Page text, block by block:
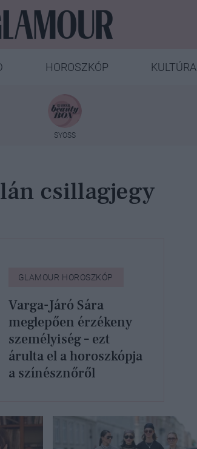
HOROSZKÓP KULTÚRA
SYOSS
csillagjegy
GLAMOUR HOROSZKÓP
Varga-Járó Sára
meglepően érzékeny
személyiség – ezt
árulta el a horoszkópja
a színésznőről